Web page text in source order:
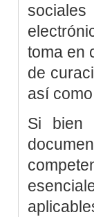
sociales
toma en
de
así
Si bien